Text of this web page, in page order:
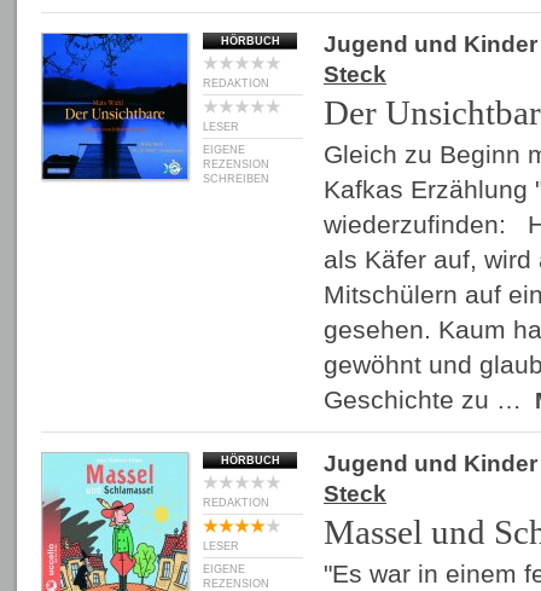
HÖRBUCH
REDAKTION
LESER
EIGENE
REZENSION
SCHREIBEN
Jugend und Kinder
Steck
Der
Gleich zu Beginn
Kafkas Erzählung
wiederzufinden:
als Käfer auf,
Mitschülern auf
gesehen. Kaum
gewöhnt und
Geschichte zu …
HÖRBUCH
REDAKTION
LESER
EIGENE
REZENSION
Jugend und Kinder
Steck
Massel und
"Es war in einem